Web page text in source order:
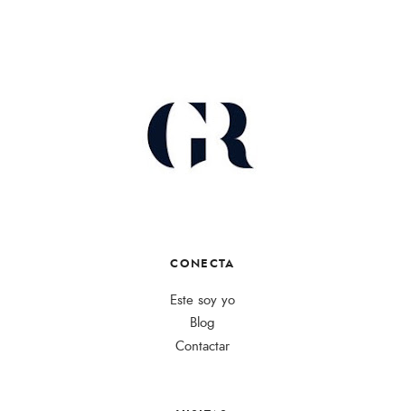
CONECTA
Este soy yo
Blog
Contactar